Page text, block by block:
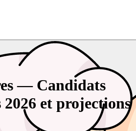
— Candidats
et projections